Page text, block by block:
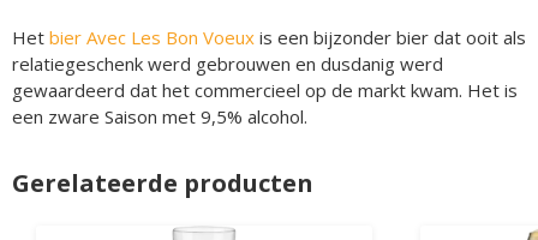
Het bier Avec Les Bon Voeux is een bijzonder bier dat ooit als
relatiegeschenk werd gebrouwen en dusdanig werd
gewaardeerd dat het commercieel op de markt kwam. Het is
een zware Saison met 9,5% alcohol.
Gerelateerde producten